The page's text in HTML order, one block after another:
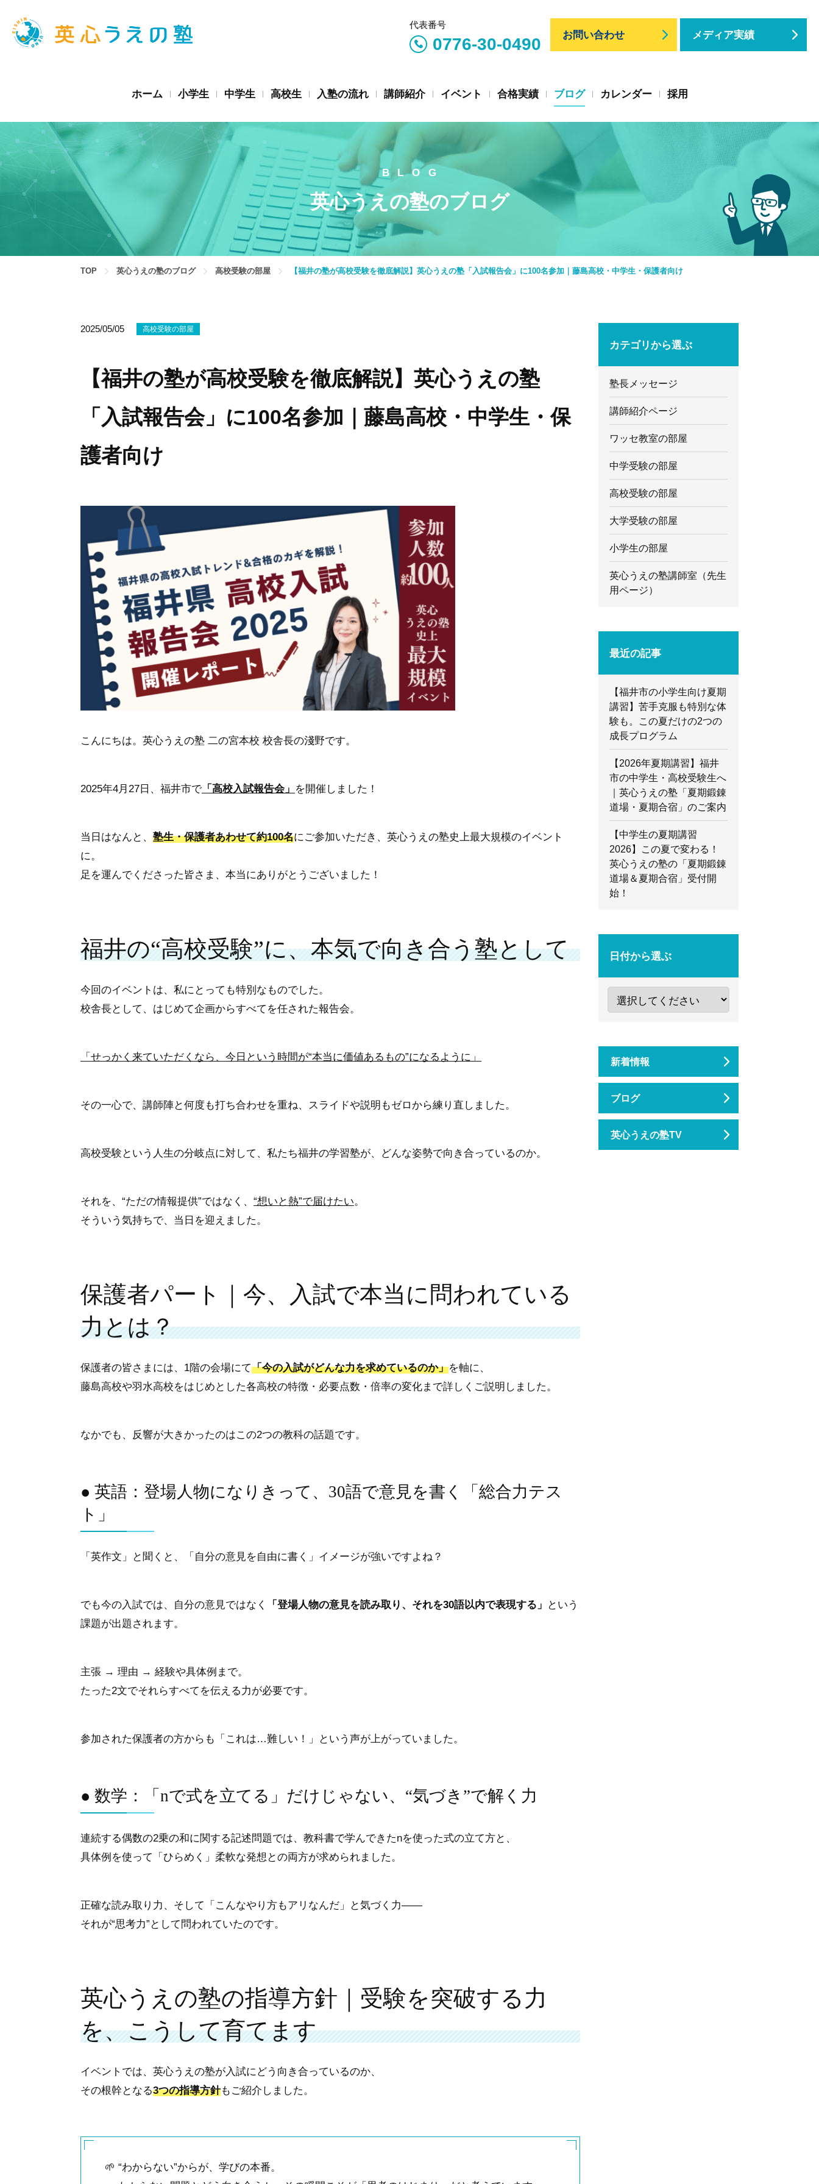
ホーム 小学生 中学生 高校生 入塾の流れ 講師紹介 イベント 合格実績 ブログ カレンダー 採用
代表番号
0776-30-0490 お問い合わせ メディア実績
英心うえの塾のブログ
TOP 英心うえの塾のブログ 高校受験の部屋 【福井の塾が高校受験を徹底解説】英心うえの塾「入試報告会」に100名参加｜藤島高校・中学生・保護者向け
2025/05/05 高校受験の部屋
【福井の塾が高校受験を徹底解説】英心うえの塾
「入試報告会」に100名参加｜藤島高校・中学生・保
護者向け
こんにちは。 英心うえの塾 二の宮本校 校舎長の淺野です。
2025年4月27日、福井市で 「高校入試報告会」 を開催しました！
当日はなんと、 塾生・保護者あわせて約100名にご参加いただき、英心うえの塾史上最大規模のイベント
に。
足を運んでくださった皆さま、本当にありがとうございました！
福井の“高校受験”に、本気で向き合う塾として
今回のイベントは、私にとっても特別なものでした。
校舎長として、はじめて企画からすべてを任された報告会。
「せっかく来ていただくなら、今日という時間が“本当に価値あるもの”になるように」
その一心で、講師陣と何度も打ち合わせを重ね、スライドや説明もゼロから練り直しました。
高校受験という人生の分岐点に対して、私たち福井の学習塾が、どんな姿勢で向き合っているのか。
それを、“ただの情報提供”ではなく、 “想いと熱”で届けたい。
そういう気持ちで、当日を迎えました。
保護者パート｜今、入試で本当に問われている
力とは？
保護者の皆さまには、1階の会場にて「今の入試がどんな力を求めているのか」を軸に、
藤島高校や羽水高校をはじめとした各高校の特徴・必要点数・倍率の変化まで詳しくご説明しました。
なかでも、反響が大きかったのはこの2つの教科の話題です。
● 英語：登場人物になりきって、30語で意見を書く「総合力テス
ト」
「英作文」と聞くと、「自分の意見を自由に書く」イメージが強いですよね？
でも今の入試では、自分の意見ではなく 「登場人物の意見を読み取り、それを30語以内で表現する」
という
課題が出題されます。
主張 → 理由 → 経験や具体例まで。
たった2文でそれらすべてを伝える力が必要です。
参加された保護者の方からも「これは…難しい！」という声が上がっていました。
● 数学：「nで式を立てる」だけじゃない、“気づき”で解く力
連続する偶数の2乗の和に関する記述問題では、教科書で学んできたnを使った式の立て方と、
具体例を使って「ひらめく」柔軟な発想との両方が求められました。
正確な読み取り力、そして「こんなやり方もアリなんだ」と気づく力——
それが“思考力”として問われていたのです。
英心うえの塾の指導方針｜受験を突破する力
を、こうして育てます
イベントでは、英心うえの塾が入試にどう向き合っているのか、
その根幹となる3つの指導方針もご紹介しました。
🌱 “わからない”からが、学びの本番。
カテゴリから選ぶ
塾長メッセージ
講師紹介ページ
ワッセ教室の部屋
中学受験の部屋
高校受験の部屋
大学受験の部屋
小学生の部屋
英心うえの塾講師室（先生
用ページ）
最近の記事
【福井市の小学生向け夏期
講習】苦手克服も特別な体
験も。この夏だけの2つの
成長プログラム
【2026年夏期講習】福井
市の中学生・高校受験生へ
｜英心うえの塾「夏期鍛錬
道場・夏期合宿」のご案内
【中学生の夏期講習
2026】この夏で変わる！
英心うえの塾の「夏期鍛錬
道場＆夏期合宿」受付開
始！
日付から選ぶ
新着情報
ブログ
英心うえの塾TV